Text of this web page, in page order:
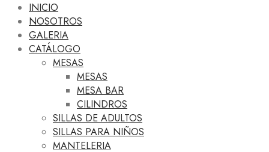
INICIO
NOSOTROS
GALERIA
CATÁLOGO
MESAS
MESAS
MESA BAR
CILINDROS
SILLAS DE ADULTOS
SILLAS PARA NIÑOS
MANTELERIA